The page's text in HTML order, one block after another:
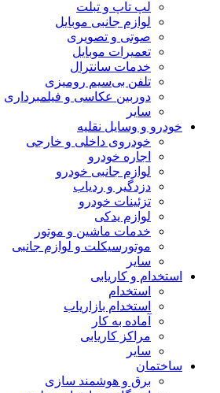
لپ تاپ و تبلت
لوازم جانبی موبایل
صوتی و تصویری
تعمیرات موبایل
خدمات سانترال
تلفن بی‌سیم رومیزی
دوربین عکاسی و فیلمبرداری
سایر
خودرو و وسایل نقلیه
خودروی داخلی و خارجی
اجاره خودرو
لوازم جانبی خودرو
دزدگیر و ردیاب
تزئینات خودرو
لوازم یدکی
خدمات ماشین و موتور
موتورسیکلت و لوازم جانبی
سایر
استخدام و کاریابی
استخدام
استخدام بازاریاب
آماده به کار
مراکز کاریابی
سایر
ساختمان
برق و هوشمند سازی